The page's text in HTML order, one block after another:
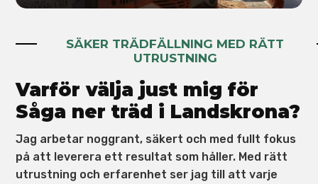
SÄKER TRÄDFÄLLNING MED RÄTT
UTRUSTNING
Varför välja just mig för
Såga ner träd i Landskrona?
Jag arbetar noggrant, säkert och med fullt fokus
på att leverera ett resultat som håller. Med rätt
utrustning och erfarenhet ser jag till att varje